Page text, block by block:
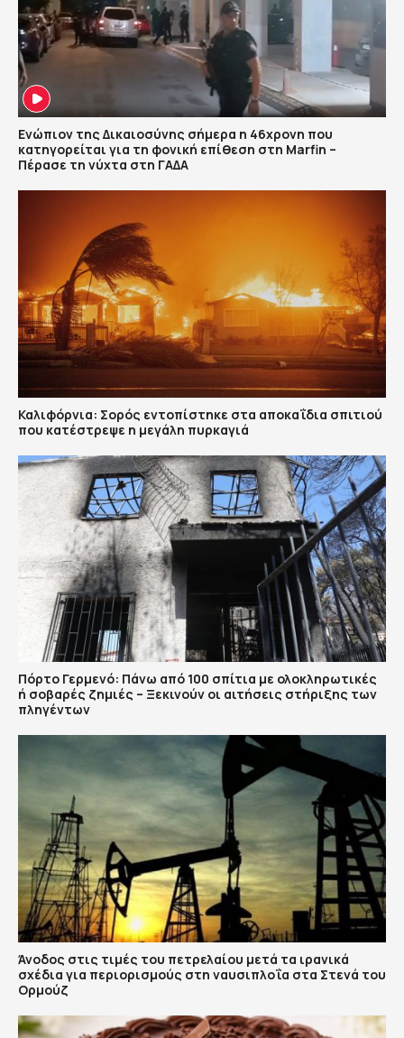
Ενώπιον της Δικαιοσύνης σήμερα η 46χρονη που
κατηγορείται για τη φονική επίθεση στη Marfin –
Πέρασε τη νύχτα στη ΓΑΔΑ
Καλιφόρνια: Σορός εντοπίστηκε στα αποκαΐδια σπιτιού
που κατέστρεψε η μεγάλη πυρκαγιά
Πόρτο Γερμενό: Πάνω από 100 σπίτια με ολοκληρωτικές
ή σοβαρές ζημιές – Ξεκινούν οι αιτήσεις στήριξης των
πληγέντων
Άνοδος στις τιμές του πετρελαίου μετά τα ιρανικά
σχέδια για περιορισμούς στη ναυσιπλοΐα στα Στενά του
Ορμούζ